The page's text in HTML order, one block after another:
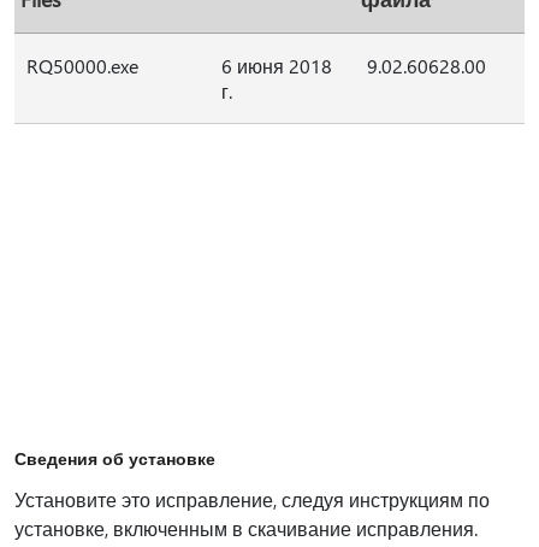
RQ50000.exe
6 июня 2018
г.
9.02.60628.00
Сведения об установке
Установите это исправление, следуя инструкциям по
установке, включенным в скачивание исправления.